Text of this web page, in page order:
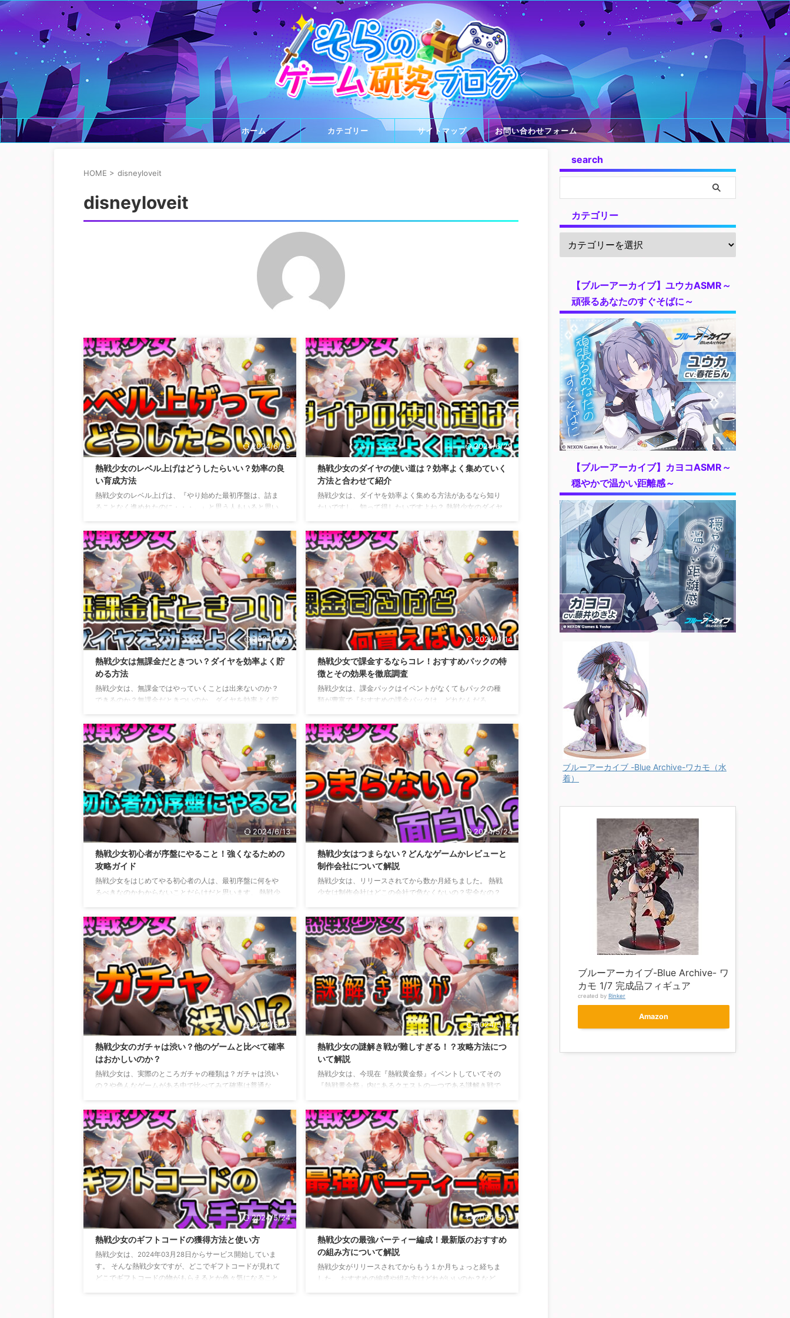
ホーム カテゴリー サイトマップ お問い合わせフォーム
HOME > disneyloveit
disneyloveit
2024/6/25
熱戦少女のレベル上げはどうしたらいい？効率の良
い育成方法
熱戦少女のレベル上げは、『やり始めた最初序盤は、詰ま
ることなく進めれたのに・・・。』と思う人もいると思い
たクエストも進むにつれて詰まり立ち止まりをしているか
と思います。 レベルもあげてどんどん進めるようになれた
らどんなにいいか、そうしたら、どんだけスムーズにいく
のかと思うこともありますよね？ そんな熱戦少女のレベル
上げはどうしたらいい？効率の良い育成方法について解説
していこうと思います。 熱戦少女での序盤でのレベル上げ
方法 熱戦少女でレベル上げを行う場 ...
2024/6/29
熱戦少女のダイヤの使い道は？効率よく集めていく
方法と合わせて紹介
熱戦少女は、ダイヤを効率よく集める方法があるなら知り
たいですし、知って得したいですよね？ 熱戦少女のダイヤ
はどこにあてればいいの？なども知りたいと思う方もいる
かと思います。 熱戦少女でダイヤがなくなることなく貯め
られれば色んなところに使い道ができますし、もっとたく
さんダイヤを集めるために効率よくダイヤを集めたいです
よね？ 熱戦少女のダイヤの使い道や効率よく集める方法な
どを解説していこうと思います。 熱戦少女のダイヤの基本
的な使い道 熱戦少女のダイヤの基本 ...
2024/6/21
熱戦少女は無課金だときつい？ダイヤを効率よく貯
める方法
熱戦少女は、無課金ではやっていくことは出来ないのか？
できるのか？無課金だときついのか、ダイヤを効率よく貯
めて貯めることは大変なのか？無課金でやっていくのは限
界でつらいのかなど色々気になると思います。 熱戦少女で
は、ダイヤは効率よく貯めれるのか？無課金ではきついの
か？などそこのところどうなのか解説していこうと思いま
す。 見た人この記事を見た方が解決・解消していただけれ
ばありがたいです。 熱戦少女は無課金だときつい？ 熱戦少
女は、無課金だとつらいのかについ ...
2024/6/14
熱戦少女で課金するならコレ！おすすめパックの特
徴とその効果を徹底調査
熱戦少女は、課金パックはイベントがなくてもパックの種
類が豊富で『おすすめの課金パックは、どれなんだろ
ックの種類が豊富すぎるとどれを選び買えばいいのか、課
金パックの金額にも迷って中々選べずどうすればいいのか
迷いわからなくなると思います。 熱戦少女の課金パック
は、おすすめの課金パックだけでなく値段もみながら気を
つけて買いたいですよね？ そんな熱戦少女のおすすめの課
金・パックについての悩みや困ったことなどを解説してい
こうとおもいます。 熱戦少女のおすすめ課金 ...
2024/6/13
熱戦少女初心者が序盤にやること！強くなるための
攻略ガイド
熱戦少女をはじめてやる初心者の人は、最初序盤に何をや
るべきなのかわからないことだらけだと思います。 熱戦少
いのか困ったり・悩んだりこれはどう進めていけばいいの
かなど思うこともあると思います。 熱戦少女を初めてする
初心者の人は、どうやって進めていけばいいのか迷ったり
進んでいったもののクエストで苦戦しないようにするため
にどうすればいいのか、熱戦少女初心者が序盤にやること
や強くなりたい・強くなるためにやっていくべきことがあ
るのでそのことについても解説していこう ...
2024/5/24
熱戦少女はつまらない？どんなゲームかレビューと
制作会社について解説
熱戦少女は、リリースされてから数か月経ちました。 熱戦
少女は制作会社はどこの会社で危なくないの？安全なの？
感じで熱戦少女は危険性があるのかやこのゲームはつまら
ない・面白いなど色々と気になると思いますが、そんな気
になるところを解説していきますのでこのサイトで解決解
消してもらえるとありがたいです。 熱戦少女ってどんなゲ
ーム？ 熱戦少女は、クリッカー放置RPGゲームとなってい
ます。 放置しずに進めれるところまで進めていき何もやる
ことがなくなる・仕事で忙しいとい ...
2024/5/23
熱戦少女のガチャは渋い？他のゲームと比べて確率
はおかしいのか？
熱戦少女は、実際のところガチャの種類は？ガチャは渋い
の？や色んなゲームがある中で比べてみて確率は普通な
熱戦少女のガチャは、他のゲームと比べて渋い？渋くな
い？のかも気になりますし、この熱戦少女のガチャの確率
もどのようなものなのかも気になるところだと思います。
そんな熱戦少女でガチャや確率などについて思うところな
どを解消・解決できればいいなと思います。 熱戦少女のガ
チャはどんな種類がある？ ガチャの種類 ガチャ名 内容 同
調許可（通常） ゲーム内でも手に入 ...
2024/5/12
熱戦少女の謎解き戦が難しすぎる！？攻略方法につ
いて解説
熱戦少女は、今現在『熱戦黄金祭』イベントしていてその
『熱戦黄金祭』内にあるクエストの一つである謎解き戦で
と思うことありませんか？ そして、その熱戦少女の謎解き
戦とその攻略について解説していこうと思います。 この熱
戦少女の記事を見て解決・解消の役に立ててもらえればと
思います。 ※5/06の今現在はイベント終了しています。 熱
戦少女の謎解き戦とは？ 熱戦少女の謎解き戦とは、ゴール
デンウィークコラボイベント『熱戦黄金祭』内にあるクエ
ストの一つです。 熱戦黄金祭 ...
2024/5/24
熱戦少女のギフトコードの獲得方法と使い方
熱戦少女は、2024年03月28日からサービス開始していま
す。 そんな熱戦少女ですが、どこでギフトコードが見れて
どこでギフトコードの物がもらえるとか色々気になること
2024/5/15
熱戦少女の最強パーティー編成！最新版のおすすめ
の組み方について解説
熱戦少女がリリースされてからもう１か月ちょっと経ちま
した。 おすすめの編成や組み方はどれがいいのか？など
search
カテゴリー
【ブルーアーカイブ】ユウカASMR～
頑張るあなたのすぐそばに～
【ブルーアーカイブ】カヨコASMR～
穏やかで温かい距離感～
ブルーアーカイブ -Blue Archive-ワカモ（水
着）
ブルーアーカイブ-Blue Archive- ワ
カモ 1/7 完成品フィギュア
created by Rinker
Amazon